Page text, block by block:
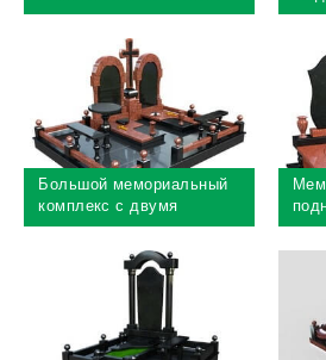
Большой мемориальный
комплекс с двумя
лавочками